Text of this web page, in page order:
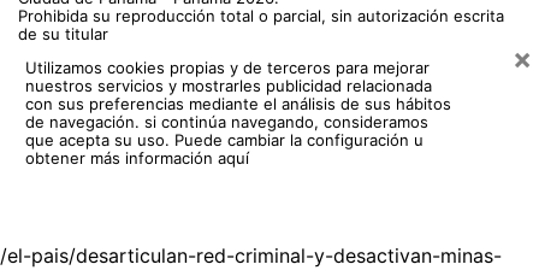
Prohibida su reproducción total o parcial, sin autorización escrita
de su titular
Utilizamos cookies propias y de terceros para mejorar
nuestros servicios y mostrarles publicidad relacionada
con sus preferencias mediante el análisis de sus hábitos
de navegación. si continúa navegando, consideramos
que acepta su uso. Puede cambiar la configuración u
obtener más información aquí
×
/el-pais/desarticulan-red-criminal-y-desactivan-minas-